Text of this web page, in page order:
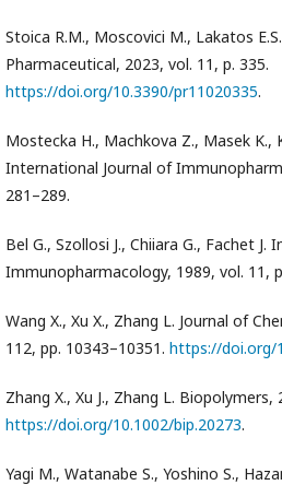
Stoica R.M., Moscovici M., Lakatos
Pharmaceutical, 2023, vol. 11, p. 335.
https://doi.org/10.3390/pr11020335.
Mostecka H., Machkova Z., Masek K.,
International Journal of
281–289.
Bel G., Szollosi J., Chiiara G., Fachet
Immunopharmacology, 1989, vol. 11,
Wang X., Xu X., Zhang L. Journal of
112, pp. 10343–10351. https://doi.org/
Zhang X., Xu J., Zhang L.
https://doi.org/10.1002/bip.20273.
Yagi M., Watanabe S., Yoshino S.,